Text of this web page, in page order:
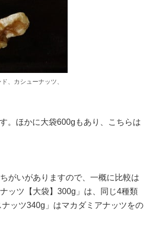
、カシューナッツ、
。ほかに大袋600gもあり、こちらは
がいがありますので、一概に比較は
ッツ【大袋】300g」は、同じ4種類
ッツ340g」はマカダミアナッツをの